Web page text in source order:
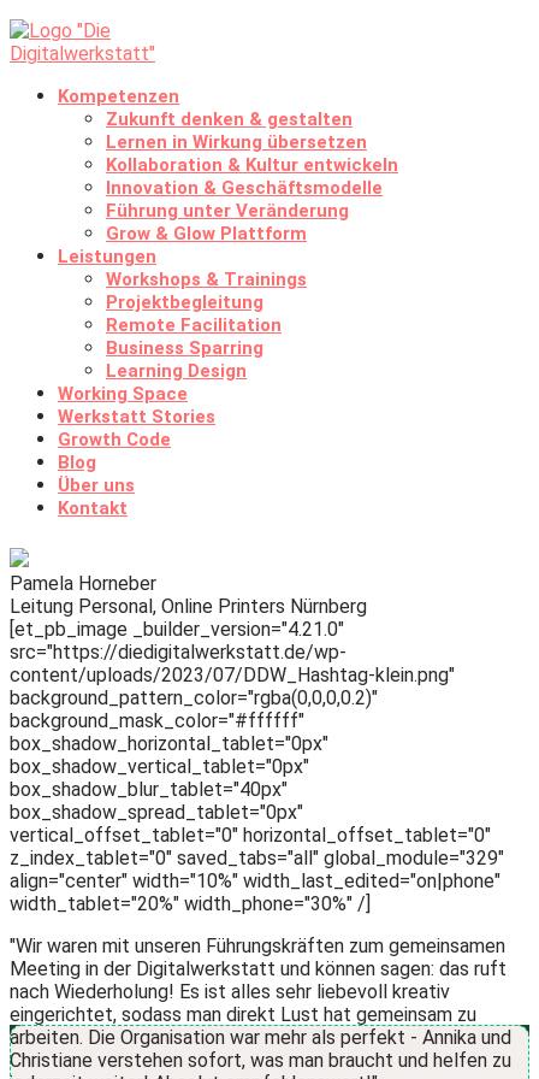
Kompetenzen
Zukunft denken & gestalten
Lernen in Wirkung übersetzen
Kollaboration & Kultur entwickeln
Innovation & Geschäftsmodelle
Führung unter Veränderung
Grow & Glow Plattform
Leistungen
Workshops & Trainings
Projektbegleitung
Remote Facilitation
Business Sparring
Learning Design
Working Space
Werkstatt Stories
Growth Code
Blog
Über uns
Kontakt
Pamela Horneber
Leitung Personal, Online Printers Nürnberg
[et_pb_image _builder_version="4.21.0"
src="https://diedigitalwerkstatt.de/wp-
content/uploads/2023/07/DDW_Hashtag-klein.png"
background_pattern_color="rgba(0,0,0,0.2)"
background_mask_color="#ffffff"
box_shadow_horizontal_tablet="0px"
box_shadow_vertical_tablet="0px"
box_shadow_blur_tablet="40px"
box_shadow_spread_tablet="0px"
vertical_offset_tablet="0" horizontal_offset_tablet="0"
z_index_tablet="0" saved_tabs="all" global_module="329"
align="center" width="10%" width_last_edited="on|phone"
width_tablet="20%" width_phone="30%" /]
"Wir waren mit unseren Führungskräften zum gemeinsamen
Meeting in der Digitalwerkstatt und können sagen: das ruft
nach Wiederholung! Es ist alles sehr liebevoll kreativ
eingerichtet, sodass man direkt Lust hat gemeinsam zu
arbeiten. Die Organisation war mehr als perfekt - Annika und
Christiane verstehen sofort, was man braucht und helfen zu